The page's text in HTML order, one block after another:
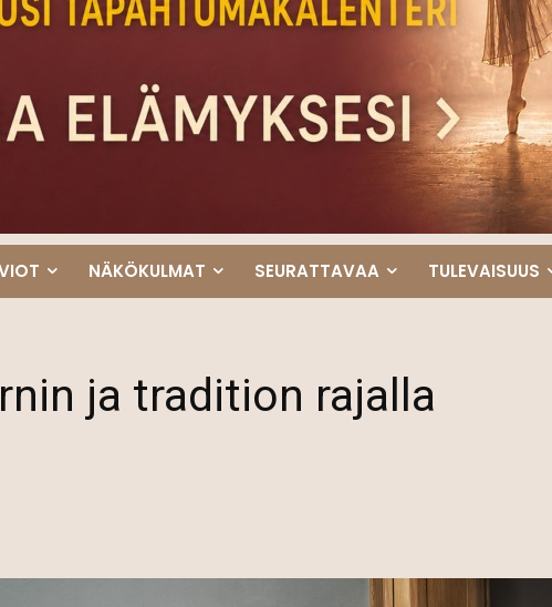
NÄKÖKULMAT SEURATTAVAA TULEVAISUUS
ja tradition rajalla